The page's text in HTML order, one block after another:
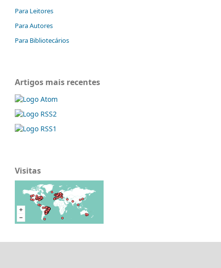
Para Leitores
Para Autores
Para Bibliotecários
Artigos mais recentes
Visitas